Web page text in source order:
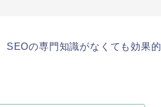
SEOの専門知識がなくても効果的